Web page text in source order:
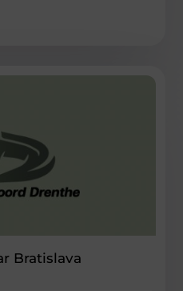
Bratislava